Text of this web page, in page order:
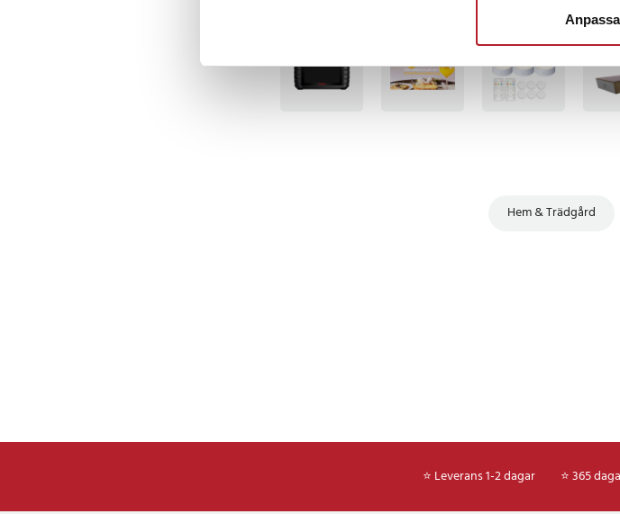
Anpassa
BÄSTSÄLJARE
Hem & Trädgård
⭐ Leverans 1-2 dagar ⭐ 365